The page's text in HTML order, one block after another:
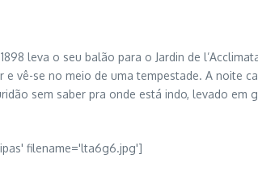
leva o seu balão para o Jardin de
vê-se no meio de uma tempestade. A noite
sem saber pra onde está indo, levado em